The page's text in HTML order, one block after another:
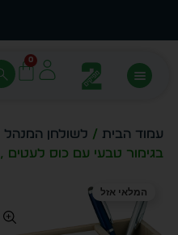
0
עמוד הבית / לשולחן המנהל
בגימור טבעי עם כוס לעטים , 19 ס”מ דגם 2986
המלאי אזל